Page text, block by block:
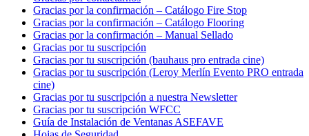
Gracias por la confirmación – Catálogo Fire Stop
Gracias por la confirmación – Catálogo Flooring
Gracias por la confirmación – Manual Sellado
Gracias por tu suscripción
Gracias por tu suscripción (bauhaus pro entrada cine)
Gracias por tu suscripción (Leroy Merlín Evento PRO entrada
cine)
Gracias por tu suscripción a nuestra Newsletter
Gracias por tu suscripción WFCC
Guía de Instalación de Ventanas ASEFAVE